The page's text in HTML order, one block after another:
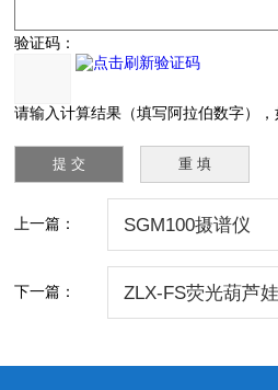
验证码：
请输入计算结果（填写阿拉伯数字），
上一篇： SGM100摄谱仪
下一篇： ZLX-FS荧光葫芦